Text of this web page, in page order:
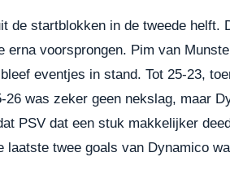
de startblokken in de tweede
erna voorsprongen. Pim van
eventjes in stand. Tot 25-23,
26 was zeker geen nekslag, maar
PSV dat een stuk makkelijker
laatste twee goals van Dynamico